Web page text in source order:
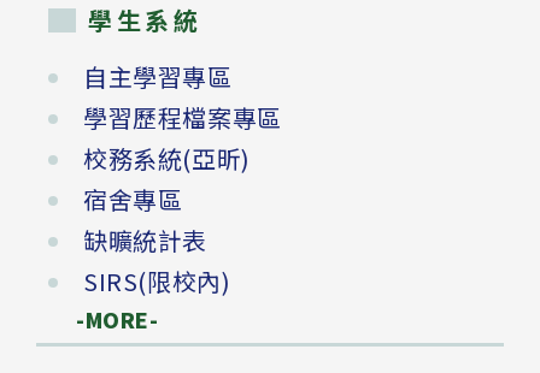
學生系統
自主學習專區
學習歷程檔案專區
校務系統(亞昕)
宿舍專區
缺曠統計表
SIRS(限校內)
-MORE-